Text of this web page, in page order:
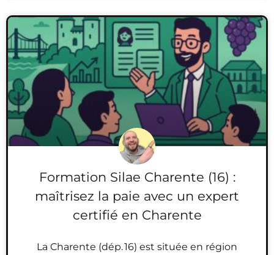
Formation Silae Charente (16) :
maîtrisez la paie avec un expert
certifié en Charente
La Charente (dép. 16) est située en région